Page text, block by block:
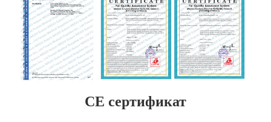
CE сертификат